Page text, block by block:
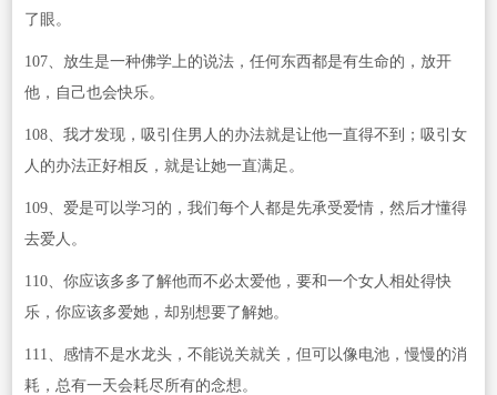
了眼。
107、放生是一种佛学上的说法，任何东西都是有生命的，放开
他，自己也会快乐。
108、我才发现，吸引住男人的办法就是让他一直得不到；吸引女
人的办法正好相反，就是让她一直满足。
109、爱是可以学习的，我们每个人都是先承受爱情，然后才懂得
去爱人。
110、你应该多多了解他而不必太爱他，要和一个女人相处得快
乐，你应该多爱她，却别想要了解她。
111、感情不是水龙头，不能说关就关，但可以像电池，慢慢的消
耗，总有一天会耗尽所有的念想。